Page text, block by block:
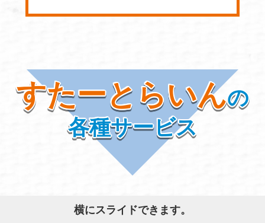
すたーとらいんの
各種サービス
横にスライドできます。